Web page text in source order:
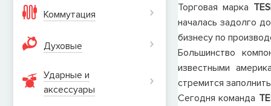
Коммутация
Духовые
Ударные и
аксеcсуары
Торговая марка
началась задолго
бизнесу по
Большинство
известными
стремится
Сегодня команда